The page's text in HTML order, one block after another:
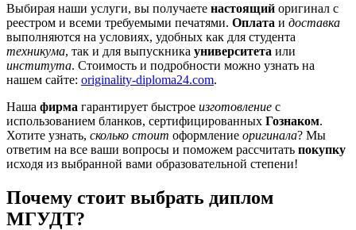
Выбирая наши услуги, вы получаете настоящий оригинал с
реестром и всеми требуемыми печатями. Оплата и доставка
выполняются на условиях, удобных как для студента
техникума, так и для выпускника университета или
института. Стоимость и подробности можно узнать на
нашем сайте: originality-diploma24.com.
Наша фирма гарантирует быстрое изготовление с
использованием бланков, сертифицированных Гознаком.
Хотите узнать, сколько стоит оформление оригинала? Мы
ответим на все ваши вопросы и поможем рассчитать покупку
исходя из выбранной вами образовательной степени!
Почему стоит выбрать диплом
МГУДТ?